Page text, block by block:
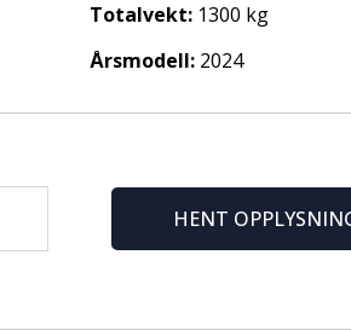
Totalvekt: 1300 kg
Årsmodell: 2024
HENT